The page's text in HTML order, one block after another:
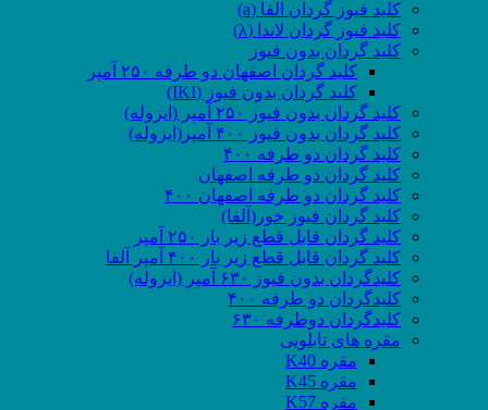
کلید فیوز گردان الفا (a)
کلید فیوز گردان لاندا (λ)
کلید گردان بدون فیوز
کلید گردان اصفهان دو طرفه ۲۵۰ آمپر
کلید گردان بدون فیوز (IKI)
کلید گردان بدون فیوز ۲۵۰ آمپر (ایزوله)
کلید گردان بدون فیوز ۴۰۰ آمپر(ایزوله)
کلید گردان دو طرفه ۴۰۰
کلید گردان دو طرفه اصفهان
کلید گردان دو طرفه اصفهان ۴۰۰
کلید گردان فیوز خور(آلفا)
کلید گردان قابل قطع زیر بار ۲۵۰ آمپر
کلید گردان قابل قطع زیر بار ۴۰۰ آمپر آلفا
کلیدگردان بدون فیوز ۶۳۰ آمپر (ایزوله)
کلیدگردان دو طرفه ۴۰۰
کلیدگردان دوطرفه ۶۳۰
مقره های تابلویی
مقره K40
مقره K45
مقره K57